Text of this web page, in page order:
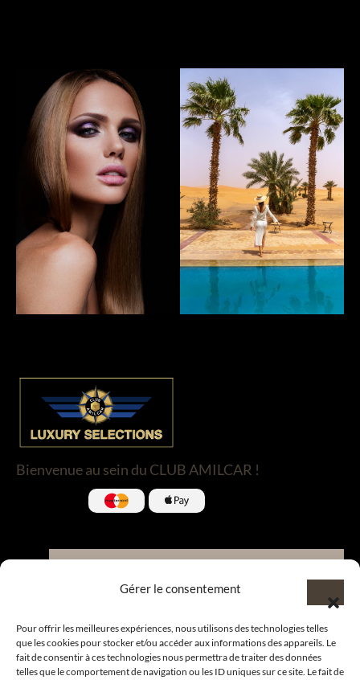
Gérer le consentement
Pour offrir les meilleures expériences, nous utilisons des technologies telles
que les cookies pour stocker et/ou accéder aux informations des appareils. Le
fait de consentir à ces technologies nous permettra de traiter des données
telles que le comportement de navigation ou les ID uniques sur ce site. Le fait de
Bienvenue au sein du CLUB AMILCAR !
CLUB.
Suivre nos actualités